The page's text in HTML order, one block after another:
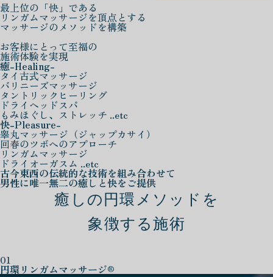
最上位の「快」である
リンガムマッサージを頂点とする
マッサージのメソッドを構築
お客様にとって至福の
施術体験を実現
癒-Healing-
タイ古式マッサージ
バリニーズマッサージ
タントリックヒーリング
ドライヘッドスパ
もみほぐし、ストレッチ ..etc
快-Pleasure-
睾丸マッサージ（ジャップカサイ）
回春のツボへのアプローチ
リンガムマッサージ
ドライオーガスム ..etc
古今東西の伝統的な技術を組み合わせて
男性に唯一無二の癒しと快をご提供
癒しの円環メソッドを
象徴する施術
01
円環リンガムマッサージ®